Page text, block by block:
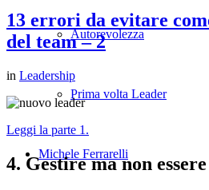
Autorevolezza
Prima volta Leader
Michele Ferrarelli
13 errori da evitare
del team – 2
in Leadership
Leggi la parte 1.
4. Gestire ma non